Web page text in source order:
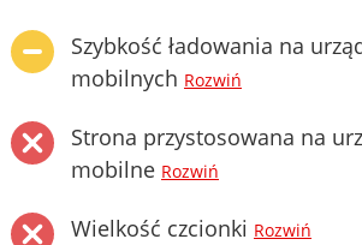
Szybkość ładowania na
mobilnych Rozwiń
Strona przystosowana na
mobilne Rozwiń
Wielkość czcionki Rozwiń